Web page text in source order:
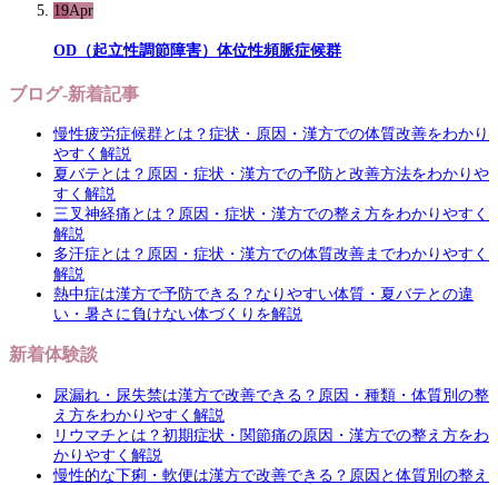
19Apr
OD（起立性調節障害）体位性頻脈症候群
ブログ-新着記事
慢性疲労症候群とは？症状・原因・漢方での体質改善をわかり
やすく解説
夏バテとは？原因・症状・漢方での予防と改善方法をわかりや
すく解説
三叉神経痛とは？原因・症状・漢方での整え方をわかりやすく
解説
多汗症とは？原因・症状・漢方での体質改善までわかりやすく
解説
熱中症は漢方で予防できる？なりやすい体質・夏バテとの違
い・暑さに負けない体づくりを解説
新着体験談
尿漏れ・尿失禁は漢方で改善できる？原因・種類・体質別の整
え方をわかりやすく解説
リウマチとは？初期症状・関節痛の原因・漢方での整え方をわ
かりやすく解説
慢性的な下痢・軟便は漢方で改善できる？原因と体質別の整え